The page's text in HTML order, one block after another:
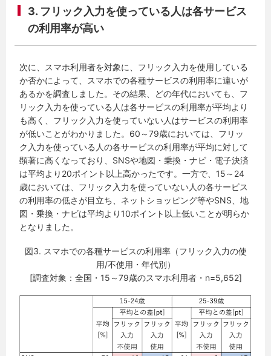
3. フリック入力を使っている人は各サービス
の利用率が高い
次に、スマホ利用者を対象に、フリック入力を使用している
か否かによって、スマホでの各種サービスの利用率に違いが
あるかを調査しました。その結果、どの年代においても、フ
リック入力を使っている人は各サービスの利用率が平均より
も高く、フリック入力を使っていない人はサービスの利用率
が低いことがわかりました。60～79歳においては、フリッ
ク入力を使っている人の各サービスの利用率が平均に対して
顕著に高くなっており、SNSや地図・乗換・ナビ・電子決済
は平均より20ポイント以上高かったです。一方で、15～24
歳においては、フリック入力を使っていない人の各サービス
の利用率の低さが目立ち、ネットショッピング等やSNS、地
図・乗換・ナビは平均より10ポイント以上低いことが明らか
となりました。
図3. スマホでの各種サービスの利用率（フリック入力の使
用/不使用・年代別）
[調査対象：全国・15～79歳のスマホ利用者・n=5,652]